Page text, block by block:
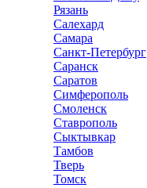
Рязань
Салехард
Самара
Санкт-Петербург
Саранск
Саратов
Симферополь
Смоленск
Ставрополь
Сыктывкар
Тамбов
Тверь
Томск